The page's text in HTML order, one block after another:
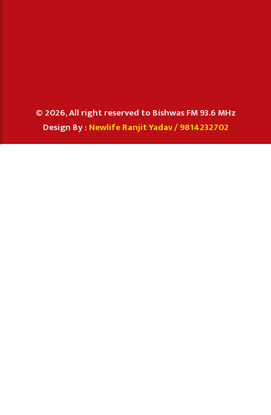
© 2026, All right reserved to Bishwas FM 93.6 MHz
Design By : Newlife Ranjit Yadav /9814232702